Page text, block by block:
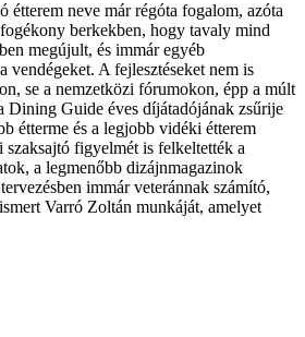
étterem neve már régóta fogalom, azóta
berkekben, hogy tavaly mind
megújult, és immár egyéb
vendégeket. A fejlesztéseket nem is
se a nemzetközi fórumokon, épp a múlt
Dining Guide éves díjátadójának zsűrije
étterme és a legjobb vidéki étterem
figyelmét is felkeltették a
a legmenőbb dizájnmagazinok
immár veteránnak számító,
Varró Zoltán munkáját, amelyet